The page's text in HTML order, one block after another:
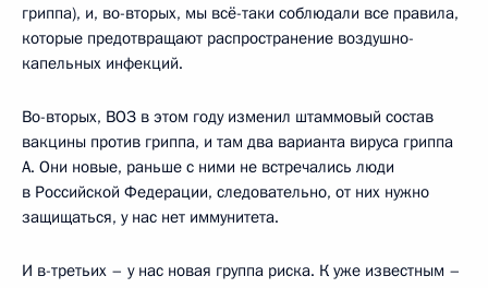
гриппа), и, во-вторых, мы всё-таки соблюдали все правила,
которые предотвращают распространение воздушно-
капельных инфекций.
Во-вторых, ВОЗ в этом году изменил штаммовый состав
вакцины против гриппа, и там два варианта вируса гриппа
А. Они новые, раньше с ними не встречались люди
в Российской Федерации, следовательно, от них нужно
защищаться, у нас нет иммунитета.
И в-третьих – у нас новая группа риска. К уже известным –